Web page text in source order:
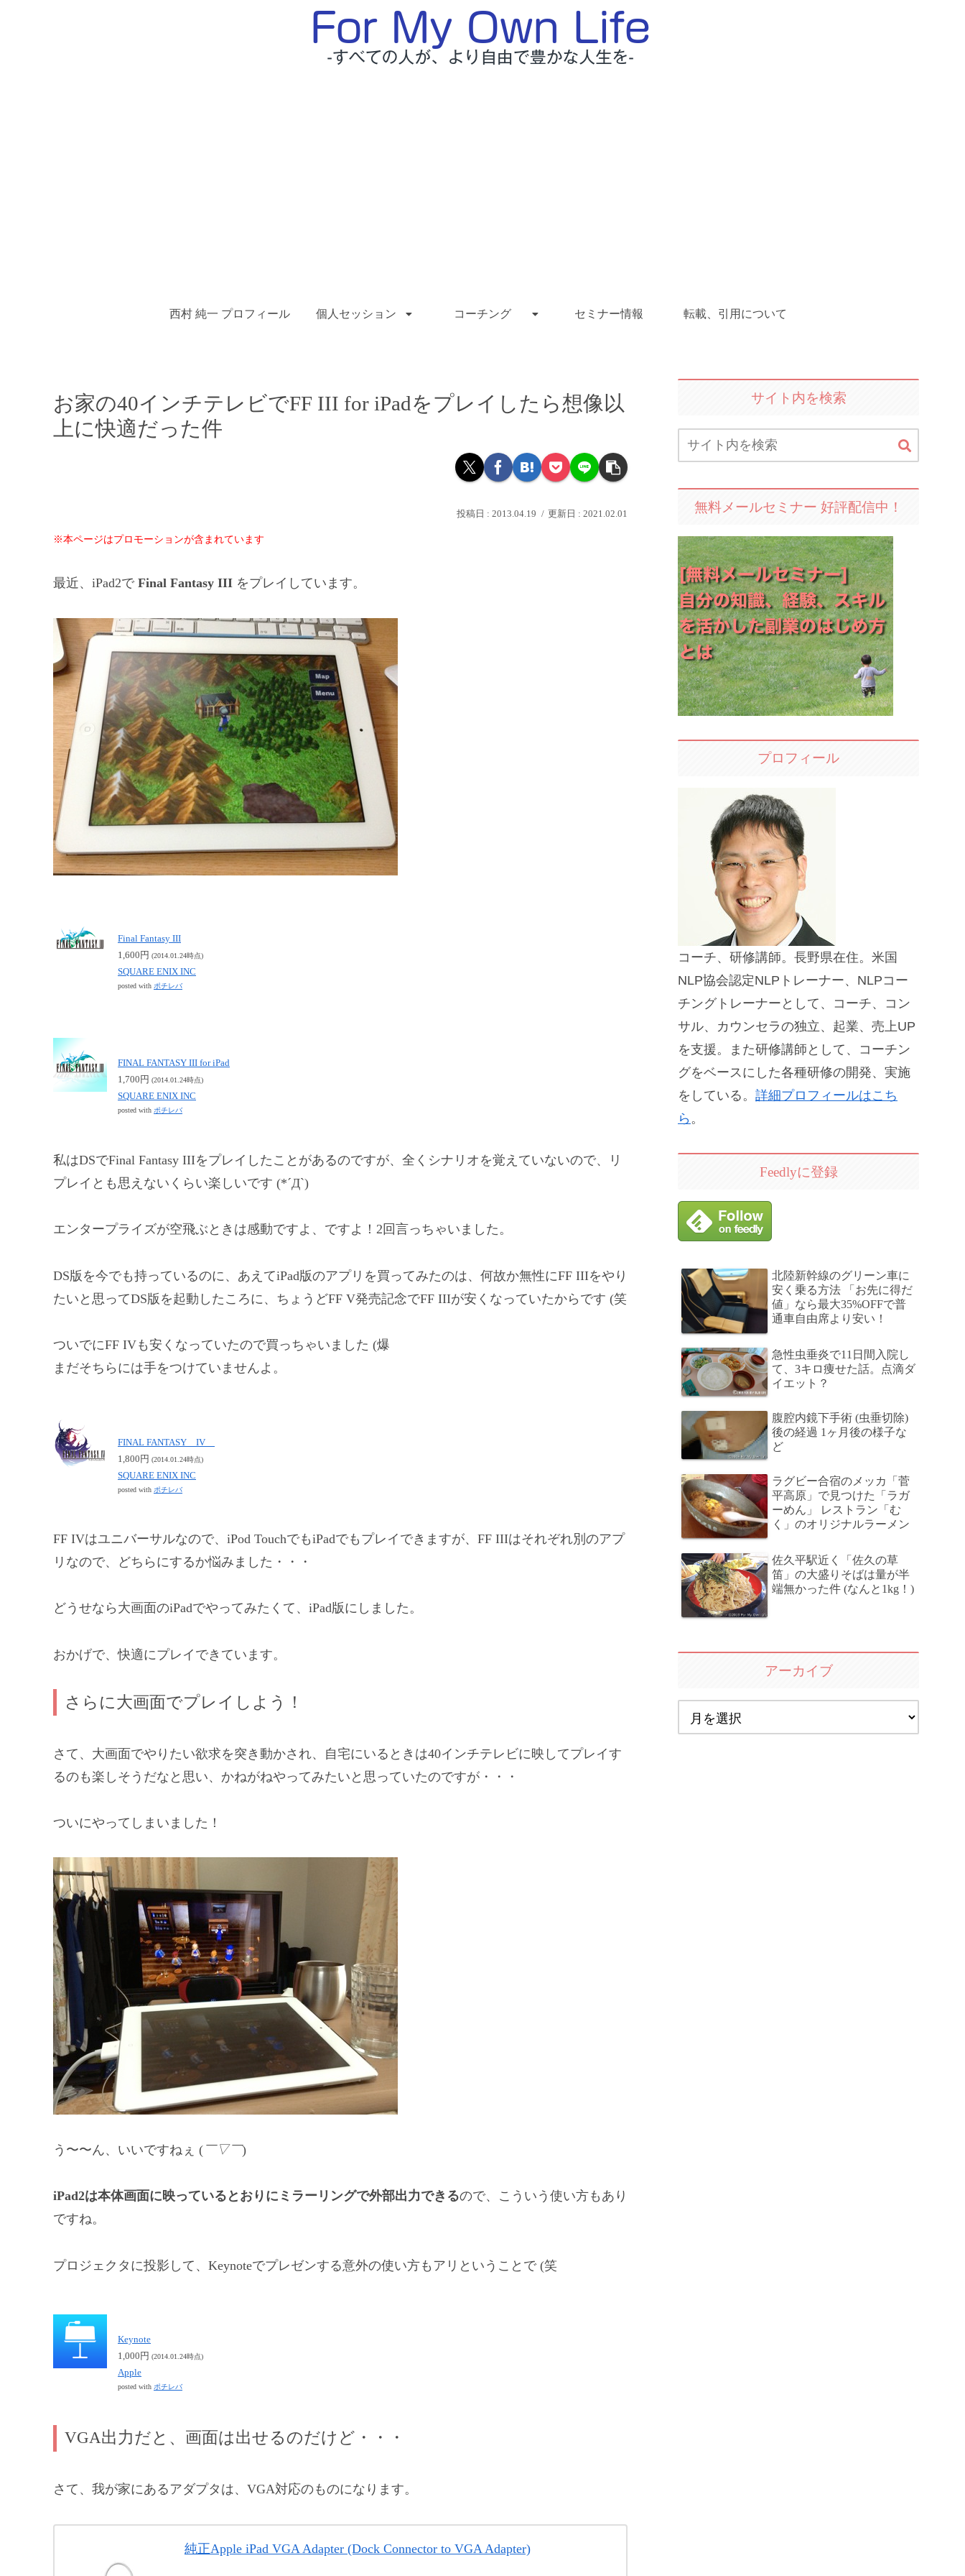
西村 純一 プロフィール 個人セッション コーチング セミナー情報 転載、引用について
お家の40インチテレビでFF III for iPadをプレイしたら想像以
上に快適だった件
2013.04.19 2021.02.01
※本ページはプロモーションが含まれています
最近、iPad2で Final Fantasy III をプレイしています。
Final Fantasy III
1,600円 (2014.01.24時点)
SQUARE ENIX INC
posted with ポチレバ
FINAL FANTASY III for iPad
1,700円 (2014.01.24時点)
SQUARE ENIX INC
posted with ポチレバ
私はDSでFinal Fantasy IIIをプレイしたことがあるのですが、全くシナリオを覚えていないので、リ
プレイとも思えないくらい楽しいです (*´Д`)
エンタープライズが空飛ぶときは感動ですよ、ですよ！2回言っちゃいました。
DS版を今でも持っているのに、あえてiPad版のアプリを買ってみたのは、何故か無性にFF IIIをやり
たいと思ってDS版を起動したころに、ちょうどFF V発売記念でFF IIIが安くなっていたからです (笑
ついでにFF IVも安くなっていたので買っちゃいました (爆
まだそちらには手をつけていませんよ。
FINAL FANTASY IV
1,800円 (2014.01.24時点)
SQUARE ENIX INC
posted with ポチレバ
FF IVはユニバーサルなので、iPod TouchでもiPadでもプレイできますが、FF IIIはそれぞれ別のアプ
リなので、どちらにするか悩みました・・・
どうせなら大画面のiPadでやってみたくて、iPad版にしました。
おかげで、快適にプレイできています。
さらに大画面でプレイしよう！
さて、大画面でやりたい欲求を突き動かされ、自宅にいるときは40インチテレビに映してプレイす
るのも楽しそうだなと思い、かねがねやってみたいと思っていたのですが・・・
ついにやってしまいました！
う〜〜ん、いいですねぇ ( ￣▽￣)
iPad2は本体画面に映っているとおりにミラーリングで外部出力できるので、こういう使い方もあり
ですね。
プロジェクタに投影して、Keynoteでプレゼンする意外の使い方もアリということで (笑
Keynote
1,000円 (2014.01.24時点)
Apple
posted with ポチレバ
VGA出力だと、画面は出せるのだけど・・・
さて、我が家にあるアダプタは、VGA対応のものになります。
純正Apple iPad VGA Adapter (Dock Connector to VGA Adapter)
サイト内を検索
無料メールセミナー 好評配信中！
プロフィール
コーチ、研修講師。長野県在住。米国
NLP協会認定NLPトレーナー、NLPコー
チングトレーナーとして、コーチ、コン
サル、カウンセラの独立、起業、売上UP
を支援。また研修講師として、コーチン
グをベースにした各種研修の開発、実施
をしている。 詳細プロフィールはこち
ら 。
Feedlyに登録
北陸新幹線のグリーン車に
安く乗る方法 「お先に得だ
値」なら最大35%OFFで普
通車自由席より安い！
急性虫垂炎で11日間入院し
て、3キロ痩せた話。点滴ダ
イエット？
腹腔内鏡下手術 (虫垂切除)
後の経過 1ヶ月後の様子な
ど
ラグビー合宿のメッカ「菅
平高原」で見つけた「ラガ
ーめん」 レストラン「む
く」のオリジナルラーメン
佐久平駅近く「佐久の草
笛」の大盛りそばは量が半
端無かった件 (なんと1kg！)
アーカイブ